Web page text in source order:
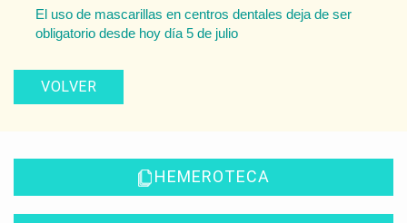
El uso de mascarillas en centros dentales deja de ser
obligatorio desde hoy día 5 de julio
VOLVER
HEMEROTECA